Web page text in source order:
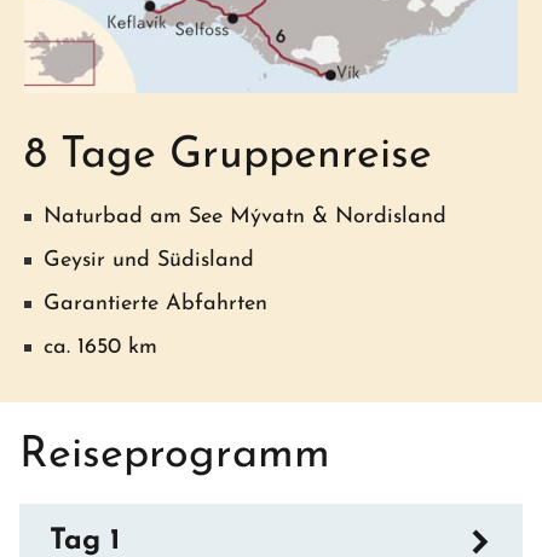
8 Tage Gruppenreise
Naturbad am See Mývatn & Nordisland
Geysir und Südisland
Garantierte Abfahrten
ca. 1650 km
Reiseprogramm
Tag 1